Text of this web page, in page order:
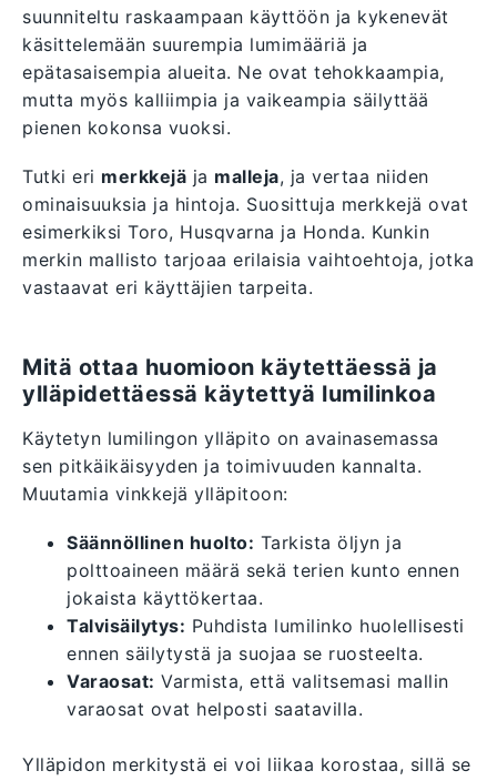
suunniteltu raskaampaan käyttöön ja kykenevät
käsittelemään suurempia lumimääriä ja
epätasaisempia alueita. Ne ovat tehokkaampia,
mutta myös kalliimpia ja vaikeampia säilyttää
pienen kokonsa vuoksi.
Tutki eri merkkejä ja malleja, ja vertaa niiden
ominaisuuksia ja hintoja. Suosittuja merkkejä ovat
esimerkiksi Toro, Husqvarna ja Honda. Kunkin
merkin mallisto tarjoaa erilaisia vaihtoehtoja, jotka
vastaavat eri käyttäjien tarpeita.
Mitä ottaa huomioon käytettäessä ja
ylläpidettäessä käytettyä lumilinkoa
Käytetyn lumilingon ylläpito on avainasemassa
sen pitkäikäisyyden ja toimivuuden kannalta.
Muutamia vinkkejä ylläpitoon:
Säännöllinen huolto: Tarkista öljyn ja
polttoaineen määrä sekä terien kunto ennen
jokaista käyttökertaa.
Talvisäilytys: Puhdista lumilinko huolellisesti
ennen säilytystä ja suojaa se ruosteelta.
Varaosat: Varmista, että valitsemasi mallin
varaosat ovat helposti saatavilla.
Ylläpidon merkitystä ei voi liikaa korostaa, sillä se